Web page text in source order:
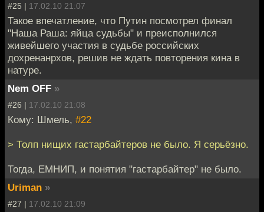
#25 | 17.02.10 21:07
Такое впечатление, что Путин посмотрел финал
"Наша Раша: яйца судьбы" и преисполнился
живейшего участия в судьбе российских
дохренанрхов, решив не ждать повторения кина в
натуре.
Nem OFF »
#26 | 17.02.10 21:08
Кому: Шмель, #22
> Толп нищих гастарбайтеров не было. Я серьёзно.
Тогда, ЕМНИП, и понятия "гастарбайтер" не было.
Uriman »
#27 | 17.02.10 21:09